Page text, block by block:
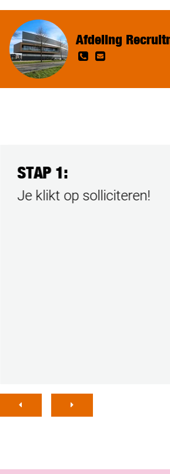
Afdeling
STAP 1:
Je klikt op solliciteren!